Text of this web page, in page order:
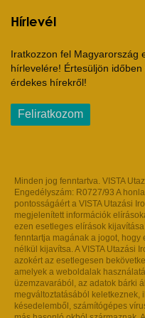
Hírlevél
Iratkozzon fel Magyarország
hírlevelére! Értesüljön
érdekes hírekről!
Feliratkozom
Minden jog fenntartva. VISTA
Engedélyszám: R0727/93 A
pontosságáért a VISTA Utazási
megjelenített információk
ezen esetleges elírások
fenntartja magának a jogot,
nélkül kijavítsa. A VISTA Utazási
azokért az esetlegesen
amelyek a weboldalak
üzemzavarából, az adatok bárki
megváltoztatásából keletkeznek,
késedelemből, számítógépes